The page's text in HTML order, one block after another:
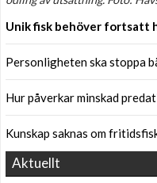
Unik fisk behöver fortsatt
Personligheten ska stoppa
Hur påverkar minskad
Kunskap saknas om
Aktuellt